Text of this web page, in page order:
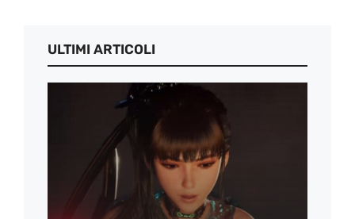
ULTIMI ARTICOLI